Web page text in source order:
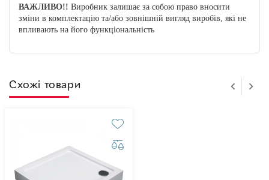
ВАЖЛИВО!! Виробник залишає за собою право вносити
зміни в комплектацію та/або зовнішній вигляд виробів, які не
впливають на його функціональність
Схожі товари